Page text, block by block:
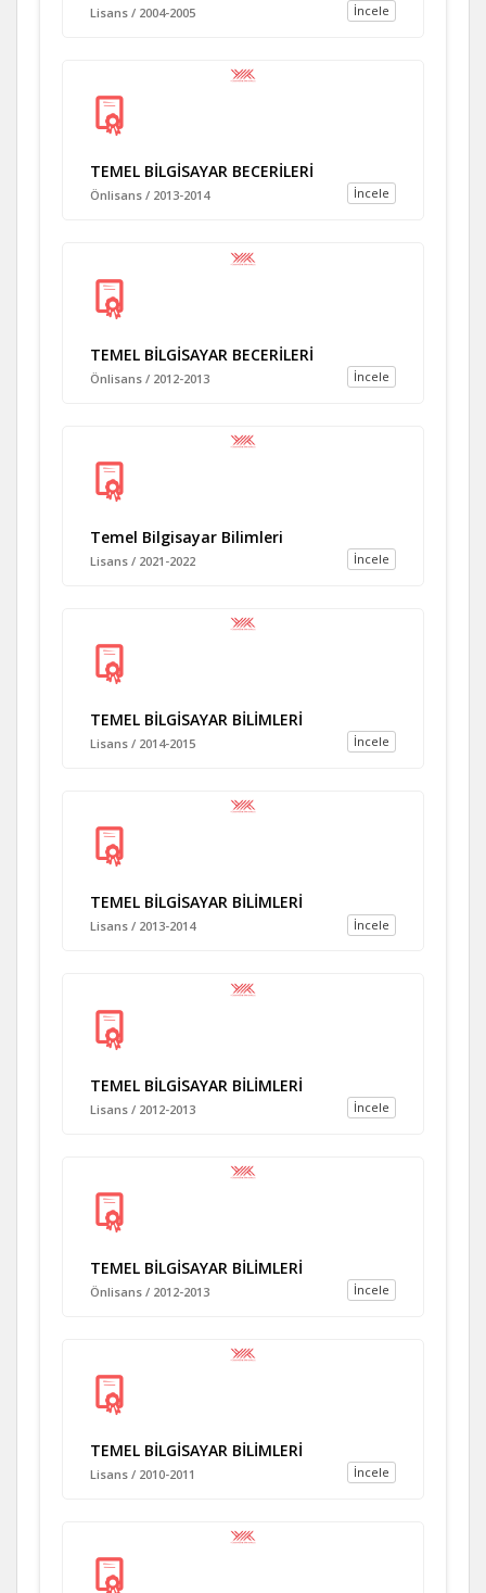
İncele
Lisans / 2004-2005
TEMEL BİLGİSAYAR BECERİLERİ
İncele
Önlisans / 2013-2014
TEMEL BİLGİSAYAR BECERİLERİ
İncele
Önlisans / 2012-2013
Temel Bilgisayar Bilimleri
İncele
Lisans / 2021-2022
TEMEL BİLGİSAYAR BİLİMLERİ
İncele
Lisans / 2014-2015
TEMEL BİLGİSAYAR BİLİMLERİ
İncele
Lisans / 2013-2014
TEMEL BİLGİSAYAR BİLİMLERİ
İncele
Lisans / 2012-2013
TEMEL BİLGİSAYAR BİLİMLERİ
İncele
Önlisans / 2012-2013
TEMEL BİLGİSAYAR BİLİMLERİ
İncele
Lisans / 2010-2011